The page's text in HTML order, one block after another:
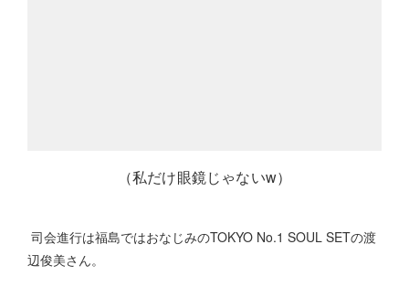
（私だけ眼鏡じゃないw）
司会進行は福島ではおなじみのTOKYO No.1 SOUL SETの渡
辺俊美さん。